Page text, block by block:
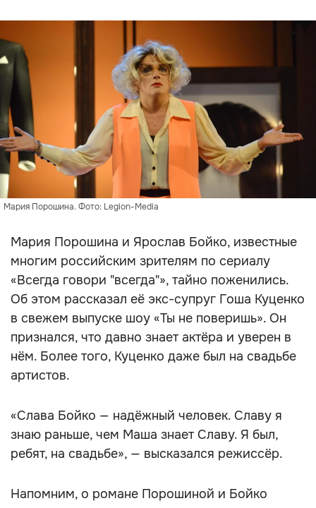
Мария Порошина. Фото: Legion-Media
Мария Порошина и Ярослав Бойко, известные
многим российским зрителям по сериалу
«Всегда говори "всегда"», тайно поженились.
Об этом рассказал её экс-супруг Гоша Куценко
в свежем выпуске шоу «Ты не поверишь». Он
признался, что давно знает актёра и уверен в
нём. Более того, Куценко даже был на свадьбе
артистов.
«Слава Бойко — надёжный человек. Славу я
знаю раньше, чем Маша знает Славу. Я был,
ребят, на свадьбе», — высказался режиссёр.
Напомним, о романе Порошиной и Бойко